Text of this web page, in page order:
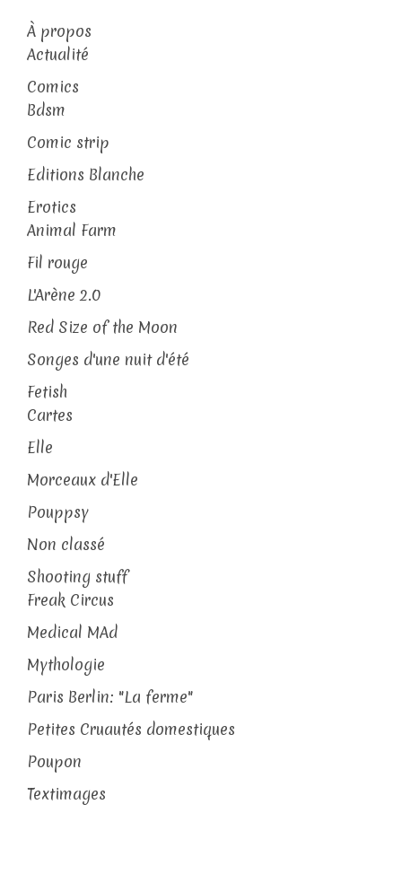
À propos
Actualité
Comics
Bdsm
Comic strip
Editions Blanche
Erotics
Animal Farm
Fil rouge
L'Arène 2.0
Red Size of the Moon
Songes d'une nuit d'été
Fetish
Cartes
Elle
Morceaux d'Elle
Pouppsy
Non classé
Shooting stuff
Freak Circus
Medical MAd
Mythologie
Paris Berlin: "La ferme"
Petites Cruautés domestiques
Poupon
Textimages